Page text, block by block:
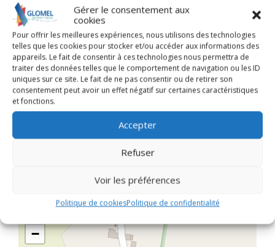
Gérer le consentement aux
cookies
Pour offrir les meilleures expériences, nous utilisons des technologies
telles que les cookies pour stocker et/ou accéder aux informations des
appareils. Le fait de consentir à ces technologies nous permettra de
traiter des données telles que le comportement de navigation ou les ID
uniques sur ce site. Le fait de ne pas consentir ou de retirer son
consentement peut avoir un effet négatif sur certaines caractéristiques
et fonctions.
Accepter
Refuser
Voir les préférences
Politique de cookiesPolitique de confidentialité
le marais en évolution naturelle, fauché ou pâturé.
Le sentier est escarpé, les chaussures de marche
sont fortement conseillées.
Rendez-vous :Parking de la Réserve Naturelle
Régionale de Magoar-Penvern, Trégornan, Glomel.
Tarif :3€ par personne, gratuit pour les moins de
12 ans et pour les adhérents.
Contact :AMV au 06 89 90 29 43 ou par mail
−